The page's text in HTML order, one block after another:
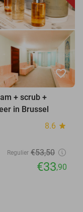
favorite_border
+ scrub +
in Brussel
8.6 star
Regulier €53,50
€33,90